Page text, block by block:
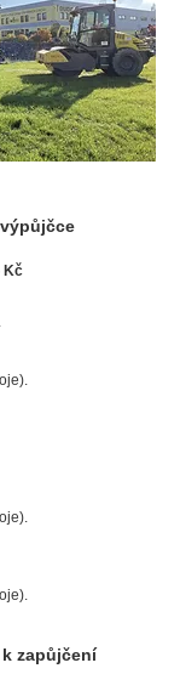
ještě dnes!
Kč
zapůjčení